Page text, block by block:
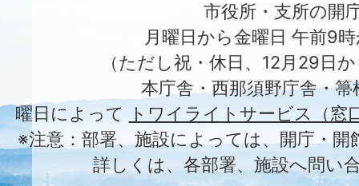
市役所・支所の開
月曜日から金曜日 午前9
（ただし祝・休日、12月29日
本庁舎・西那須野庁舎・
曜日によって
トワイライトサービス（窓
※注意：部署、施設によっては、開庁・
詳しくは、各部署、施設へ問い